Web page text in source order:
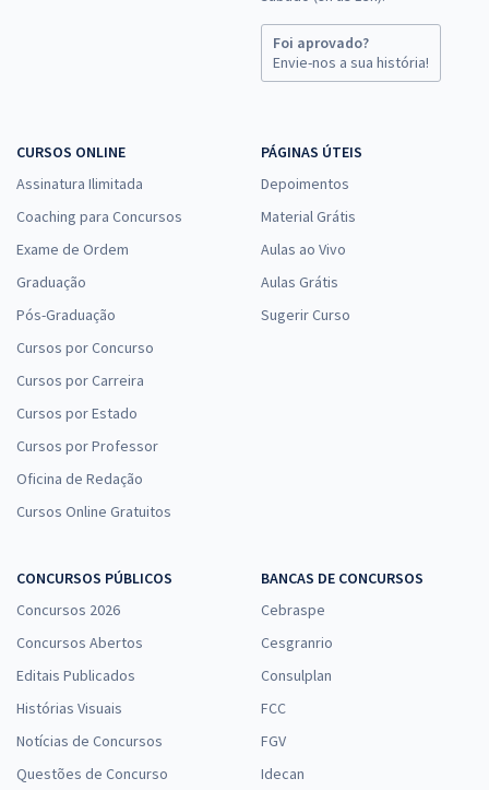
Foi aprovado?
Envie-nos a sua história!
CURSOS ONLINE
Assinatura Ilimitada
Coaching para Concursos
Exame de Ordem
Graduação
Pós-Graduação
Cursos por Concurso
Cursos por Carreira
Cursos por Estado
Cursos por Professor
Oficina de Redação
Cursos Online Gratuitos
PÁGINAS ÚTEIS
Depoimentos
Material Grátis
Aulas ao Vivo
Aulas Grátis
Sugerir Curso
CONCURSOS PÚBLICOS
Concursos 2026
Concursos Abertos
Editais Publicados
Histórias Visuais
Notícias de Concursos
Questões de Concurso
BANCAS DE CONCURSOS
Cebraspe
Cesgranrio
Consulplan
FCC
FGV
Idecan